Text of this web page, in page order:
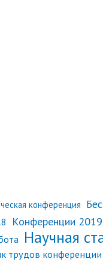
конференция
Конференции 2019
Научная
трудов конференции